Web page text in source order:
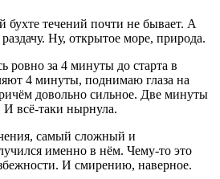
бухте течений почти не бывает. А
Ну, открытое море, природа.
ровно за 4 минуты до старта в
4 минуты, поднимаю глаза на
довольно сильное. Две минуты
И всё-таки нырнула.
самый сложный и
именно в нём. Чему-то это
И смирению, наверное.